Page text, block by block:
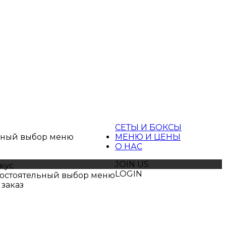
СЕТЫ И БОКСЫ
выбор меню
выбор меню
МЕНЮ И ЦЕНЫ
О НАС
JOIN US
LOGIN